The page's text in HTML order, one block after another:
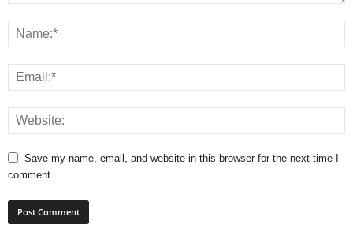
Save my name, email, and website in this browser for the next time I
comment.